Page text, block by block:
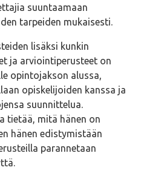
suuntaamaan
tarpeiden mukaisesti.
lisäksi kunkin
ja arviointiperusteet on
opintojakson alussa,
opiskelijoiden kanssa ja
suunnittelua.
tietää, mitä hänen on
hänen edistymistään
parannetaan